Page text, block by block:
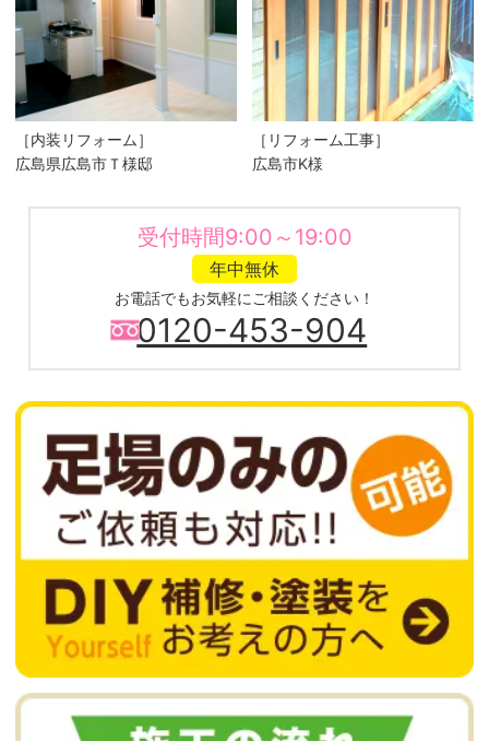
［内装リフォーム］
広島県広島市Ｔ様邸
［リフォーム工事］
広島市K様
受付時間9:00～19:00
年中無休
お電話でもお気軽にご相談ください！
0120-453-904